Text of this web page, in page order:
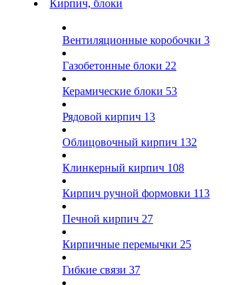
Кирпич, блоки
Вентиляционные коробочки 3
Газобетонные блоки 22
Керамические блоки 53
Рядовой кирпич 13
Облицовочный кирпич 132
Клинкерный кирпич 108
Кирпич ручной формовки 113
Печной кирпич 27
Кирпичные перемычки 25
Гибкие связи 37